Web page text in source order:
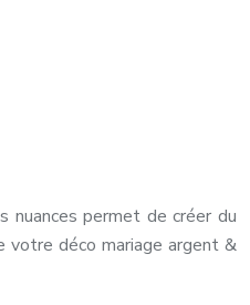
permet de créer du
votre déco mariage argent &